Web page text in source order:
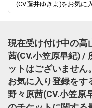
(CV.藤井ゆきよ)をお気に
現在受け付け中の高
茜(CV.小笠原早紀) /
ットはございません。
お気に入り登録をす
野々原茜(CV.小笠原